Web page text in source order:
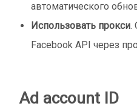
автоматического
Использовать прокси.
Facebook API через
Ad account ID